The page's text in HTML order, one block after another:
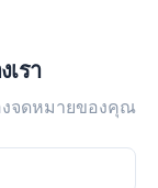
รา
งจดหมายของคุณ